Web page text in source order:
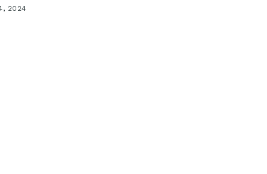
2024